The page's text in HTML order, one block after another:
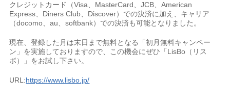
クレジットカード（Visa、MasterCard、JCB、American
Express、Diners Club、Discover）での決済に加え、キャリア
（docomo、au、softbank）での決済も可能となりました。
現在、登録した月は末日まで無料となる「初月無料キャンペー
ン」を実施しておりますので、この機会にぜひ「LisBo（リス
ボ）」をお試し下さい。
URL:https://www.lisbo.jp/